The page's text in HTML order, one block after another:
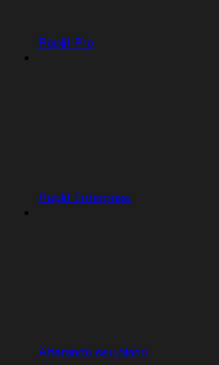
Replit Pro
Replit Enterprise
Alterando seu plano